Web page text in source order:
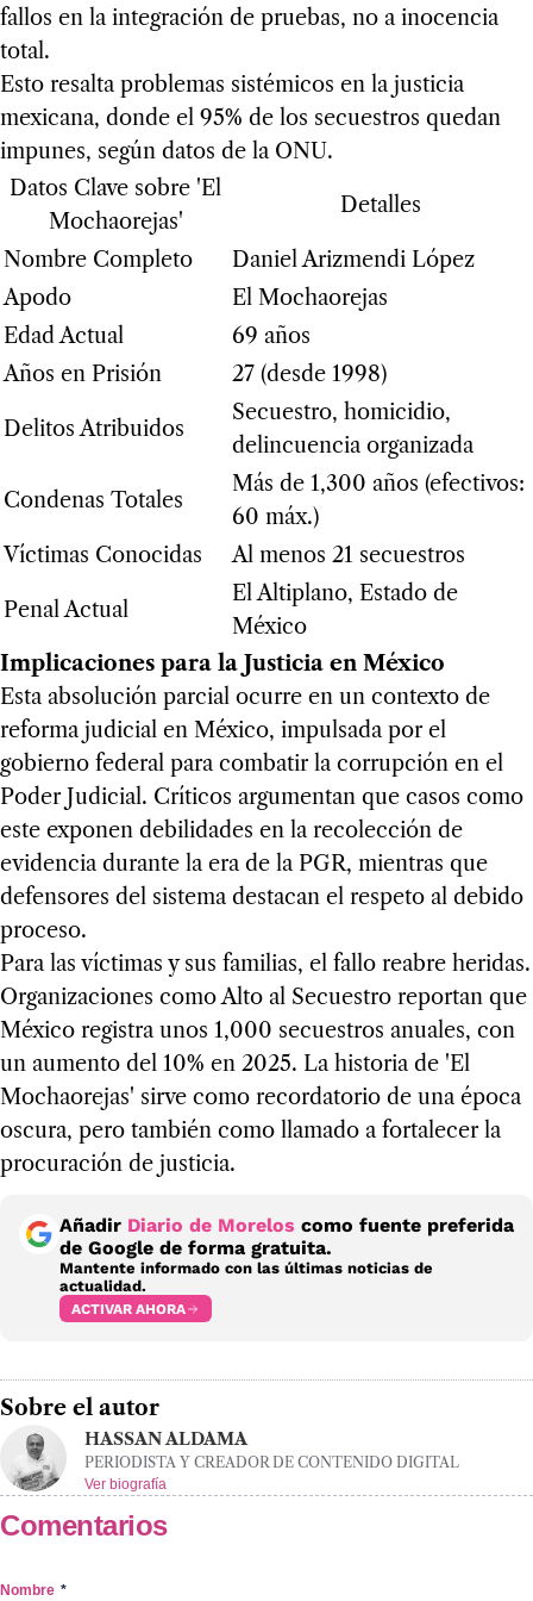
fallos en la integración de pruebas, no a inocencia
total.
Esto resalta problemas sistémicos en la justicia
mexicana, donde el 95% de los secuestros quedan
impunes, según datos de la ONU.
Datos Clave sobre 'El
Mochaorejas'
Detalles
Nombre Completo
Daniel Arizmendi López
Apodo
El Mochaorejas
Edad Actual
69 años
Años en Prisión
27 (desde 1998)
Delitos Atribuidos
Secuestro, homicidio,
delincuencia organizada
Condenas Totales
Más de 1,300 años (efectivos:
60 máx.)
Víctimas Conocidas
Al menos 21 secuestros
Penal Actual
El Altiplano, Estado de
México
Implicaciones para la Justicia en México
Esta absolución parcial ocurre en un contexto de
reforma judicial en México, impulsada por el
gobierno federal para combatir la corrupción en el
Poder Judicial. Críticos argumentan que casos como
este exponen debilidades en la recolección de
evidencia durante la era de la PGR, mientras que
defensores del sistema destacan el respeto al debido
proceso.
Para las víctimas y sus familias, el fallo reabre heridas.
Organizaciones como Alto al Secuestro reportan que
México registra unos 1,000 secuestros anuales, con
un aumento del 10% en 2025. La historia de 'El
Mochaorejas' sirve como recordatorio de una época
oscura, pero también como llamado a fortalecer la
procuración de justicia.
Añadir Diario de Morelos como fuente preferida
de Google de forma gratuita.
Mantente informado con las últimas noticias de
actualidad.
ACTIVAR AHORA
Sobre el autor
HASSAN ALDAMA
PERIODISTA Y CREADOR DE CONTENIDO DIGITAL
Ver biografía
Comentarios
Nombre *